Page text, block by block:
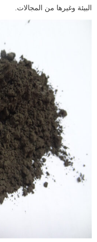
البيئة وغيرها من المجالات.